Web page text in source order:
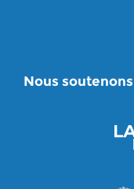
Nous soutenons